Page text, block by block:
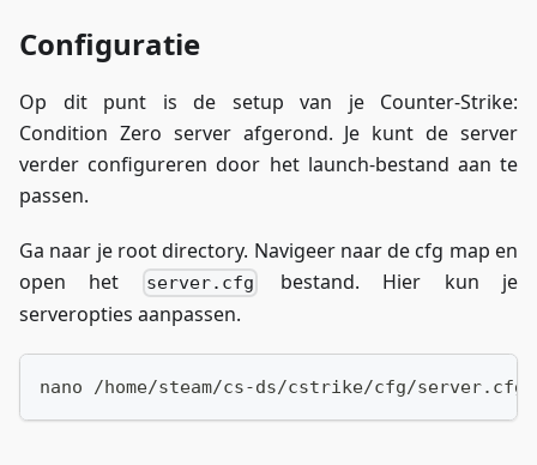
Configuratie
Op dit punt is de setup van je Counter-Strike:
Condition Zero server afgerond. Je kunt de server
verder configureren door het launch-bestand aan te
passen.
Ga naar je root directory. Navigeer naar de cfg map en
open het
server.cfg
bestand. Hier kun je
serveropties aanpassen.
nano /home/steam/cs-ds/cstrike/cfg/server.cfg